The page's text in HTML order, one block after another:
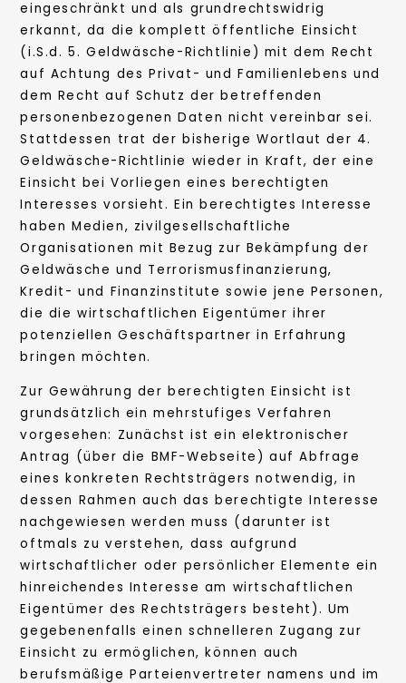
eingeschränkt und als grundrechtswidrig
erkannt, da die komplett öffentliche Einsicht
(i.S.d. 5. Geldwäsche-Richtlinie) mit dem Recht
auf Achtung des Privat- und Familienlebens und
dem Recht auf Schutz der betreffenden
personenbezogenen Daten nicht vereinbar sei.
Stattdessen trat der bisherige Wortlaut der 4.
Geldwäsche-Richtlinie wieder in Kraft, der eine
Einsicht bei Vorliegen eines berechtigten
Interesses vorsieht. Ein berechtigtes Interesse
haben Medien, zivilgesellschaftliche
Organisationen mit Bezug zur Bekämpfung der
Geldwäsche und Terrorismusfinanzierung,
Kredit- und Finanzinstitute sowie jene Personen,
die die wirtschaftlichen Eigentümer ihrer
potenziellen Geschäftspartner in Erfahrung
bringen möchten.
Zur Gewährung der berechtigten Einsicht ist
grundsätzlich ein mehrstufiges Verfahren
vorgesehen: Zunächst ist ein elektronischer
Antrag (über die BMF-Webseite) auf Abfrage
eines konkreten Rechtsträgers notwendig, in
dessen Rahmen auch das berechtigte Interesse
nachgewiesen werden muss (darunter ist
oftmals zu verstehen, dass aufgrund
wirtschaftlicher oder persönlicher Elemente ein
hinreichendes Interesse am wirtschaftlichen
Eigentümer des Rechtsträgers besteht). Um
gegebenenfalls einen schnelleren Zugang zur
Einsicht zu ermöglichen, können auch
berufsmäßige Parteienvertreter namens und im